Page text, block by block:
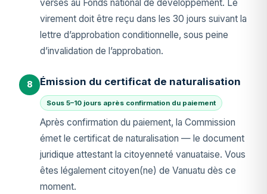
versés au Fonds national de développement. Le
virement doit être reçu dans les 30 jours suivant la
lettre d’approbation conditionnelle, sous peine
d’invalidation de l’approbation.
8 Émission du certificat de naturalisation
Sous 5–10 jours après confirmation du paiement
Après confirmation du paiement, la Commission
émet le certificat de naturalisation — le document
juridique attestant la citoyenneté vanuataise. Vous
êtes légalement citoyen(ne) de Vanuatu dès ce
moment.